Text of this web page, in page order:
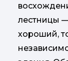
лестницы —
хороший,